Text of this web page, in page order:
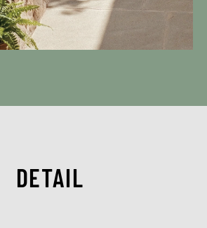
DETAIL